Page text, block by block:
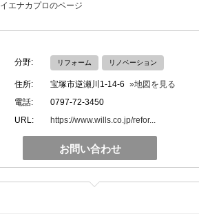
イエナカプロのページ
分野: リフォーム リノベーション
住所: 宝塚市逆瀬川1-14-6 »地図を見る
電話:
0797-72-3450
URL:
https://www.wills.co.jp/refor...
お問い合わせ